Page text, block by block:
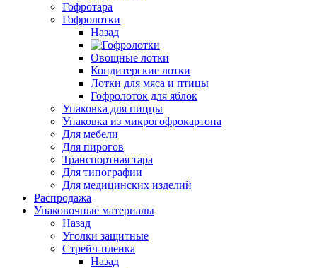
Гофротара
Гофролотки
Назад
Овощные лотки
Кондитерские лотки
Лотки для мяса и птицы
Гофролоток для яблок
Упаковка для пиццы
Упаковка из микрогофрокартона
Для мебели
Для пирогов
Транспортная тара
Для типографии
Для медицинских изделий
Распродажа
Упаковочные материалы
Назад
Уголки защитные
Стрейч-пленка
Назад